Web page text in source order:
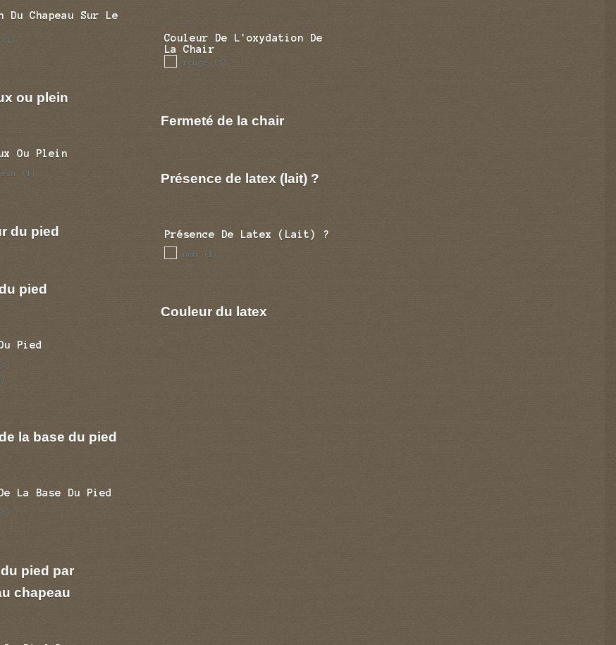
Chapeau Sur Le
(1)
ou plein
Ou Plein
(1)
du pied
pied
Pied
la base du pied
La Base Du Pied
pied par
chapeau
Couleur De L'oxydation De
La Chair
rouge (1)
Fermeté de la chair
Présence de latex (lait) ?
Présence De Latex (lait) ?
non (1)
Couleur du latex